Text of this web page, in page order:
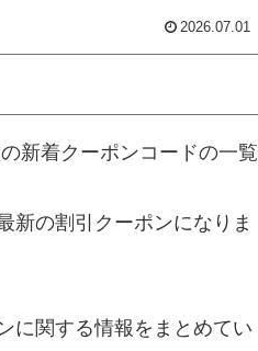
2026.07.01
新着クーポンコードの一覧
新の割引クーポンになりま
に関する情報をまとめてい